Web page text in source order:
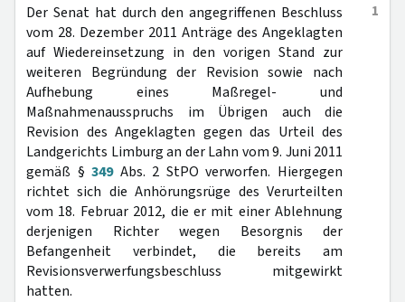
1
Der Senat hat durch den angegriffenen Beschluss
vom 28. Dezember 2011 Anträge des Angeklagten
auf Wiedereinsetzung in den vorigen Stand zur
weiteren Begründung der Revision sowie nach
Aufhebung eines Maßregel- und
Maßnahmenausspruchs im Übrigen auch die
Revision des Angeklagten gegen das Urteil des
Landgerichts Limburg an der Lahn vom 9. Juni 2011
gemäß §349Abs. 2 StPO verworfen. Hiergegen
richtet sich die Anhörungsrüge des Verurteilten
vom 18. Februar 2012, die er mit einer Ablehnung
derjenigen Richter wegen Besorgnis der
Befangenheit verbindet, die bereits am
Revisionsverwerfungsbeschluss mitgewirkt
hatten.